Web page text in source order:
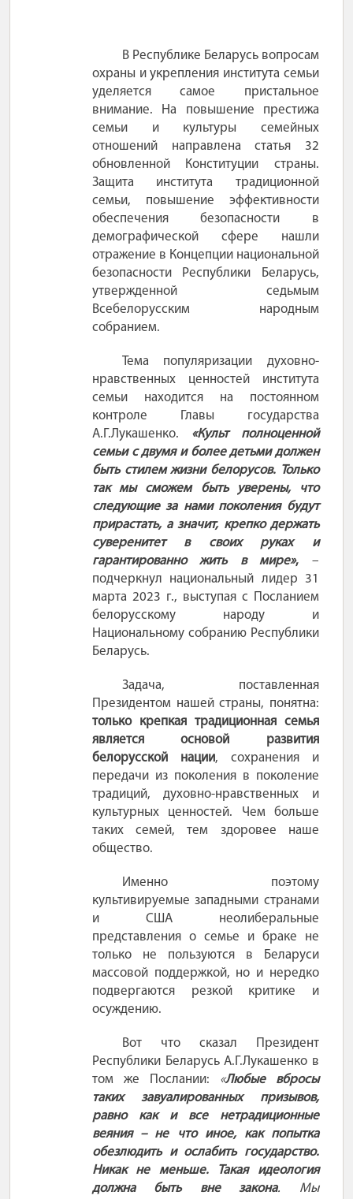
В Республике Беларусь вопросам
охраны и укрепления института семьи
уделяется самое пристальное
внимание. На повышение престижа
семьи и культуры семейных
отношений направлена статья 32
обновленной Конституции страны.
Защита института традиционной
семьи, повышение эффективности
обеспечения безопасности в
демографической сфере нашли
отражение в Концепции национальной
безопасности Республики Беларусь,
утвержденной седьмым
Всебелорусским народным
собранием.
Тема популяризации духовно-
нравственных ценностей института
семьи находится на постоянном
контроле Главы государства
А.Г.Лукашенко. «Культ полноценной
семьи с двумя и более детьми должен
быть стилем жизни белорусов. Только
так мы сможем быть уверены, что
следующие за нами поколения будут
прирастать, а значит, крепко держать
суверенитет в своих руках и
гарантированно жить в мире»,
–
подчеркнул национальный лидер 31
марта 2023 г., выступая с Посланием
белорусскому народу и
Национальному собранию Республики
Беларусь.
Задача, поставленная
Президентом нашей страны, понятна:
только крепкая традиционная семья
является основой развития
белорусской нации, сохранения и
передачи из поколения в поколение
традиций, духовно-нравственных и
культурных ценностей. Чем больше
таких семей, тем здоровее наше
общество.
Именно поэтому
культивируемые западными странами
и США неолиберальные
представления о семье и браке не
только не пользуются в Беларуси
массовой поддержкой, но и нередко
подвергаются резкой критике и
осуждению.
Вот что сказал Президент
Республики Беларусь А.Г.Лукашенко в
том же Послании: «Любые
вбросы
таких завуалированных призывов,
равно как и все нетрадиционные
веяния
– не что иное, как попытка
обезлюдить и ослабить государство.
Никак не меньше. Такая идеология
должна быть вне закона. Мы